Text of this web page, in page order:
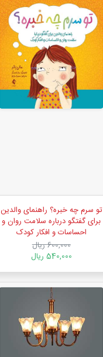
تو سرم چه خبره؟ راهنمای والدین
برای گفتگو درباره سلامت روان و
احساسات و افکار کودک
600,000 ریال
540,000 ریال